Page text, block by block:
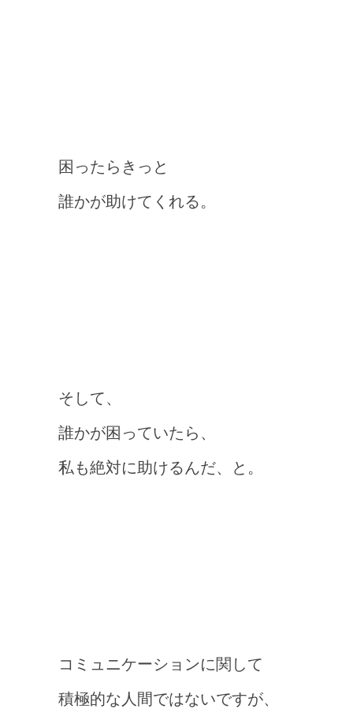
困ったらきっと
誰かが助けてくれる。
そして、
誰かが困っていたら、
私も絶対に助けるんだ、と。
コミュニケーションに関して
積極的な人間ではないですが、